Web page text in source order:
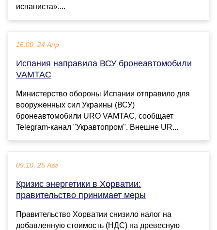
испаниста»....
16:00, 24 Апр
Испания направила ВСУ бронеавтомобили
VAMTAC
Министерство обороны Испании отправило для
вооруженных сил Украины (ВСУ)
бронеавтомобили URO VAMTAC, сообщает
Telegram-канал "Укравтопром". Внешне UR...
09:10, 25 Авг
Кризис энергетики в Хорватии:
правительство принимает меры
Правительство Хорватии снизило налог на
добавленную стоимость (НДС) на древесную